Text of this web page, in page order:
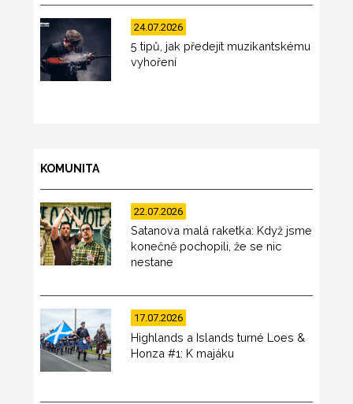
24.07.2026
5 tipů, jak předejít muzikantskému
vyhoření
KOMUNITA
22.07.2026
Satanova malá raketka: Když jsme
konečně pochopili, že se nic
nestane
17.07.2026
Highlands a Islands turné Loes &
Honza #1: K majáku